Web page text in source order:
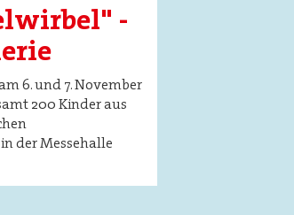
-
6. und 7. November
200 Kinder aus
der Messehalle